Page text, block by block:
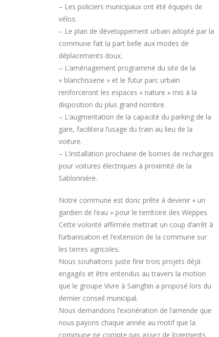
– Les policiers municipaux ont été équipés de
vélos.
– Le plan de développement urbain adopté par la
commune fait la part belle aux modes de
déplacements doux.
– L’aménagement programmé du site de la
« blanchisserie » et le futur parc urbain
renforceront les espaces « nature » mis à la
disposition du plus grand nombre.
– L’augmentation de la capacité du parking de la
gare, facilitera l’usage du train au lieu de la
voiture.
– L’installation prochaine de bornes de recharges
pour voitures électriques à proximité de la
Sablonnière.
Notre commune est donc prête à devenir « un
gardien de l’eau » pour le territoire des Weppes.
Cette volonté affirmée mettrait un coup d’arrêt à
l’urbanisation et l’extension de la commune sur
les terres agricoles.
Nous souhaitons juste finir trois projets déjà
engagés et être entendus au travers la motion
que le groupe Vivre à Sainghin a proposé lors du
dernier conseil municipal.
Nous demandons l’exonération de l’amende que
nous payons chaque année au motif que la
commune ne compte pas assez de logements